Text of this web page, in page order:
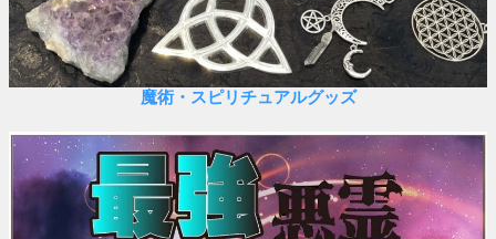
魔術・スピリチュアルグッズ